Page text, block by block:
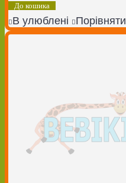
До кошика
В улюблені Порівняти